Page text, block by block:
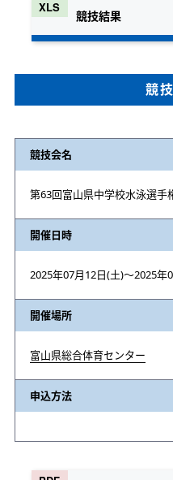
競技結果
競
競技会名
第63回富山県中学校水泳選手
開催日時
2025年07月12日(土)〜2025年
開催場所
富山県総合体育センター
申込方法